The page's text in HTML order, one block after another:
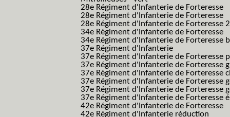
28e Régiment d'Infanterie de Forteresse
28e Régiment d'Infanterie de Forteresse
28e Régiment d'Infanterie de Forteresse
34e Régiment d'Infanterie de Forteresse
34e Régiment d'Infanterie de Forteresse
37e Régiment d'Infanterie
37e Régiment d'Infanterie de Forteresse
37e Régiment d'Infanterie de Forteresse
37e Régiment d'Infanterie de Forteresse
37e Régiment d'Infanterie de Forteresse
37e Régiment d'Infanterie de Forteresse
37e Régiment d'Infanterie de Forteresse
42e Régiment d'Infanterie de Forteresse
42e Régiment d'Infanterie réduction